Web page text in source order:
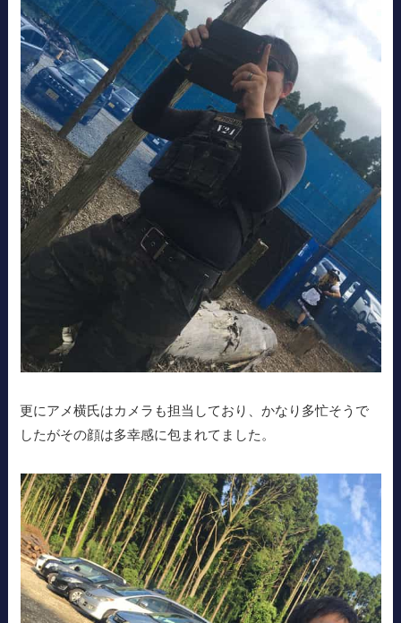
更にアメ横氏はカメラも担当しており、かなり多忙そうで
したがその顔は多幸感に包まれてました。